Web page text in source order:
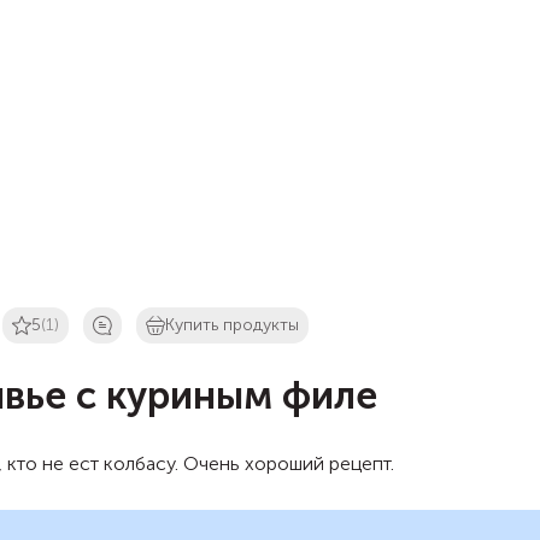
5(1) Купить продукты
с куриным филе
кто не ест колбасу. Очень хороший рецепт.